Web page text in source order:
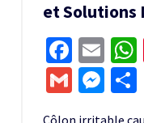
et Solutions
Gmail
Côlon irritable